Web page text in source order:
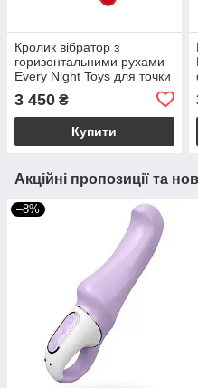
Кролик вібратор з
горизонтальними рухами
Every Night Toys для точки
3 450 ₴
Купити
Акційні пропозиції та
–8%